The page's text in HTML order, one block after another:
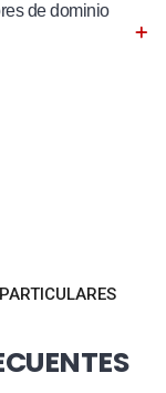
de dominio